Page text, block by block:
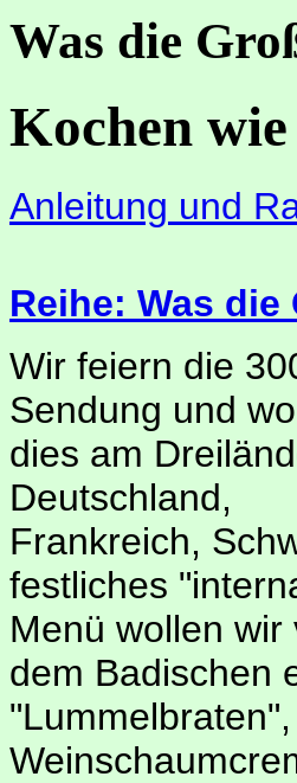
Was die
Kochen
Anleitung und
Reihe: Was
Wir feiern die
Sendung und
dies am
Deutschland,
Frankreich,
festliches
Menü wollen wir
dem Badischen